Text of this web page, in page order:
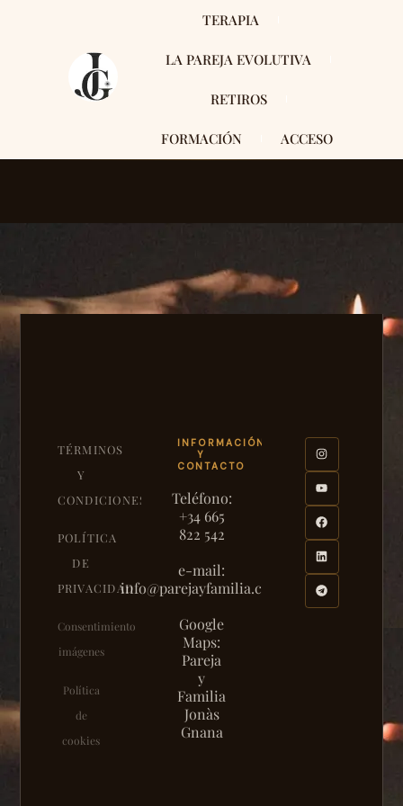
TERAPIA
LA PAREJA EVOLUTIVA
RETIROS
FORMACIÓN ACCESO
TÉRMINOS
Y
CONDICIONES
POLÍTICA
DE
PRIVACIDAD
Consentimiento
imágenes
Política
de
cookies
INFORMACIÓN
Y
CONTACTO
Teléfono:
+34 665
822 542
e-mail:
info@parejayfamilia.com
Google
Maps:
Pareja
y
Familia
Jonàs
Gnana